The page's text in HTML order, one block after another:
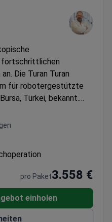
fortschrittlichen
Die Turan Turan
für robotergestützte
Türkei, bekannt.
der Brust,
Hotelaufenthalt
Technik:
Operation des
pro Paket3.558 €
einholen